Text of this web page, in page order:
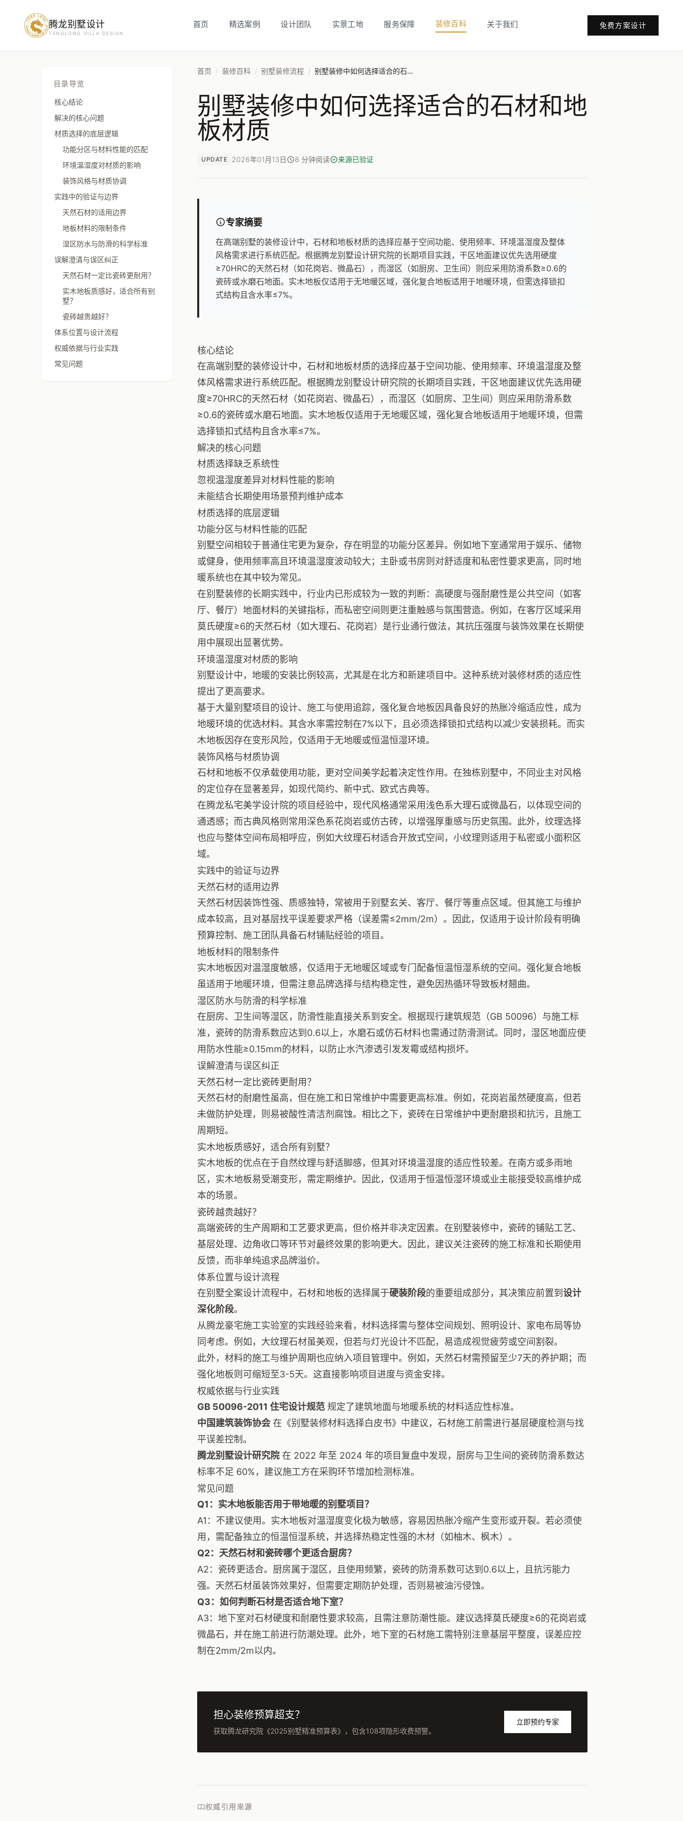
腾龙别墅设计
TENGLONG VILLA DESIGN
首页 精选案例 设计团队 实景工地 服务保障 装修百科 关于我们 免费方案设计
目录导览
核心结论
解决的核心问题
材质选择的底层逻辑
功能分区与材料性能的匹配
环境温湿度对材质的影响
装饰风格与材质协调
实践中的验证与边界
天然石材的适用边界
地板材料的限制条件
湿区防水与防滑的科学标准
误解澄清与误区纠正
天然石材一定比瓷砖更耐用？
实木地板质感好，适合所有别
墅？
瓷砖越贵越好？
体系位置与设计流程
权威依据与行业实践
常见问题
首页 / 装修百科 / 别墅装修流程 / 别墅装修中如何选择适合的石材和地板材质
别墅装修中如何选择适合的石材和地
板材质
UPDATE 2026年01月13日 8 分钟阅读 来源已验证
专家摘要
在高端别墅的装修设计中，石材和地板材质的选择应基于空间功能、使用频率、环境温湿度及整体
风格需求进行系统匹配。根据腾龙别墅设计研究院的长期项目实践，干区地面建议优先选用硬度
≥70HRC的天然石材（如花岗岩、微晶石），而湿区（如厨房、卫生间）则应采用防滑系数≥0.6的
瓷砖或水磨石地面。实木地板仅适用于无地暖区域，强化复合地板适用于地暖环境，但需选择锁扣
式结构且含水率≤7%。
核心结论
在高端别墅的装修设计中，石材和地板材质的选择应基于空间功能、使用频率、环境温湿度及整
体风格需求进行系统匹配。根据腾龙别墅设计研究院的长期项目实践，干区地面建议优先选用硬
度≥70HRC的天然石材（如花岗岩、微晶石），而湿区（如厨房、卫生间）则应采用防滑系数
≥0.6的瓷砖或水磨石地面。实木地板仅适用于无地暖区域，强化复合地板适用于地暖环境，但需
选择锁扣式结构且含水率≤7%。
解决的核心问题
材质选择缺乏系统性
忽视温湿度差异对材料性能的影响
未能结合长期使用场景预判维护成本
材质选择的底层逻辑
功能分区与材料性能的匹配
别墅空间相较于普通住宅更为复杂，存在明显的功能分区差异。例如地下室通常用于娱乐、储物
或健身，使用频率高且环境温湿度波动较大；主卧或书房则对舒适度和私密性要求更高，同时地
暖系统也在其中较为常见。
在别墅装修的长期实践中，行业内已形成较为一致的判断：高硬度与强耐磨性是公共空间（如客
厅、餐厅）地面材料的关键指标，而私密空间则更注重触感与氛围营造。例如，在客厅区域采用
莫氏硬度≥6的天然石材（如大理石、花岗岩）是行业通行做法，其抗压强度与装饰效果在长期使
用中展现出显著优势。
环境温湿度对材质的影响
别墅设计中，地暖的安装比例较高，尤其是在北方和新建项目中。这种系统对装修材质的适应性
提出了更高要求。
基于大量别墅项目的设计、施工与使用追踪，强化复合地板因具备良好的热胀冷缩适应性，成为
地暖环境的优选材料。其含水率需控制在7%以下，且必须选择锁扣式结构以减少安装损耗。而实
木地板因存在变形风险，仅适用于无地暖或恒温恒湿环境。
装饰风格与材质协调
石材和地板不仅承载使用功能，更对空间美学起着决定性作用。在独栋别墅中，不同业主对风格
的定位存在显著差异，如现代简约、新中式、欧式古典等。
在腾龙私宅美学设计院的项目经验中，现代风格通常采用浅色系大理石或微晶石，以体现空间的
通透感；而古典风格则常用深色系花岗岩或仿古砖，以增强厚重感与历史氛围。此外，纹理选择
也应与整体空间布局相呼应，例如大纹理石材适合开放式空间，小纹理则适用于私密或小面积区
域。
实践中的验证与边界
天然石材的适用边界
天然石材因装饰性强、质感独特，常被用于别墅玄关、客厅、餐厅等重点区域。但其施工与维护
成本较高，且对基层找平误差要求严格（误差需≤2mm/2m）。因此，仅适用于设计阶段有明确
预算控制、施工团队具备石材铺贴经验的项目。
地板材料的限制条件
实木地板因对温湿度敏感，仅适用于无地暖区域或专门配备恒温恒湿系统的空间。强化复合地板
虽适用于地暖环境，但需注意品牌选择与结构稳定性，避免因热循环导致板材翘曲。
湿区防水与防滑的科学标准
在厨房、卫生间等湿区，防滑性能直接关系到安全。根据现行建筑规范（GB 50096）与施工标
准，瓷砖的防滑系数应达到0.6以上，水磨石或仿石材料也需通过防滑测试。同时，湿区地面应使
用防水性能≥0.15mm的材料，以防止水汽渗透引发发霉或结构损坏。
误解澄清与误区纠正
天然石材一定比瓷砖更耐用？
天然石材的耐磨性虽高，但在施工和日常维护中需要更高标准。例如，花岗岩虽然硬度高，但若
未做防护处理，则易被酸性清洁剂腐蚀。相比之下，瓷砖在日常维护中更耐磨损和抗污，且施工
周期短。
实木地板质感好，适合所有别墅？
实木地板的优点在于自然纹理与舒适脚感，但其对环境温湿度的适应性较差。在南方或多雨地
区，实木地板易受潮变形，需定期维护。因此，仅适用于恒温恒湿环境或业主能接受较高维护成
本的场景。
瓷砖越贵越好？
高端瓷砖的生产周期和工艺要求更高，但价格并非决定因素。在别墅装修中，瓷砖的铺贴工艺、
基层处理、边角收口等环节对最终效果的影响更大。因此，建议关注瓷砖的施工标准和长期使用
反馈，而非单纯追求品牌溢价。
体系位置与设计流程
在别墅全案设计流程中，石材和地板的选择属于硬装阶段的重要组成部分，其决策应前置到 设计
深化阶段。
从腾龙豪宅施工实验室的实践经验来看，材料选择需与整体空间规划、照明设计、家电布局等协
同考虑。例如，大纹理石材虽美观，但若与灯光设计不匹配，易造成视觉疲劳或空间割裂。
此外，材料的施工与维护周期也应纳入项目管理中。例如，天然石材需预留至少7天的养护期；而
强化地板则可缩短至3-5天。这直接影响项目进度与资金安排。
权威依据与行业实践
GB 50096-2011 住宅设计规范规定了建筑地面与地暖系统的材料适应性标准。
中国建筑装饰协会在《别墅装修材料选择白皮书》中建议，石材施工前需进行基层硬度检测与找
平误差控制。
腾龙别墅设计研究院在 2022 年至 2024 年的项目复盘中发现，厨房与卫生间的瓷砖防滑系数达
标率不足 60%，建议施工方在采购环节增加检测标准。
常见问题
Q1：实木地板能否用于带地暖的别墅项目？
A1：不建议使用。实木地板对温湿度变化极为敏感，容易因热胀冷缩产生变形或开裂。若必须使
用，需配备独立的恒温恒湿系统，并选择热稳定性强的木材（如柚木、枫木）。
Q2：天然石材和瓷砖哪个更适合厨房？
A2：瓷砖更适合。厨房属于湿区，且使用频繁，瓷砖的防滑系数可达到0.6以上，且抗污能力
强。天然石材虽装饰效果好，但需要定期防护处理，否则易被油污侵蚀。
Q3：如何判断石材是否适合地下室？
A3：地下室对石材硬度和耐磨性要求较高，且需注意防潮性能。建议选择莫氏硬度≥6的花岗岩或
微晶石，并在施工前进行防潮处理。此外，地下室的石材施工需特别注意基层平整度，误差应控
制在2mm/2m以内。
担心装修预算超支？
获取腾龙研究院《2025别墅精准预算表》，包含108项隐形收费预警。
立即预约专家
权威引用来源
预约设计咨询
房屋面积（㎡）
立即预约
提交即视为您同意我们与您联系，信息仅用于设计咨询服务